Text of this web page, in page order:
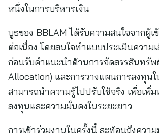
หนึ่งในการบริหารเงิน
บูธของ BBLAM ได้รับความสนใจจากผู้เ
ต่อเนื่อง โดยสนใจทำแบบประเมินความ
ก่อนรับคำแนะนำด้านการจัดสรรสินทรัพ
Allocation) และการวางแผนการลงทุน
สามารถนำความรู้ไปปรับใช้จริง เพื่อเพิ่ม
ลงทุนและความมั่นคงในระยะยาว
การเข้าร่วมงานในครั้งนี้ สะท้อนถึงควา